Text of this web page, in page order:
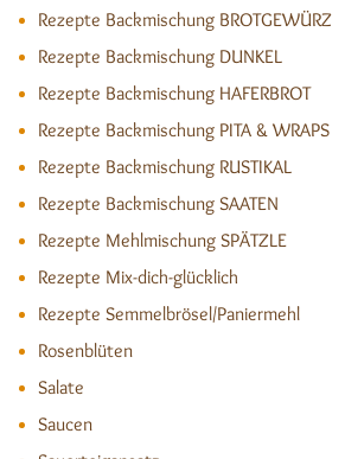
Rezepte Backmischung BROTGEWÜRZ
Rezepte Backmischung DUNKEL
Rezepte Backmischung HAFERBROT
Rezepte Backmischung PITA & WRAPS
Rezepte Backmischung RUSTIKAL
Rezepte Backmischung SAATEN
Rezepte Mehlmischung SPÄTZLE
Rezepte Mix-dich-glücklich
Rezepte Semmelbrösel/Paniermehl
Rosenblüten
Salate
Saucen